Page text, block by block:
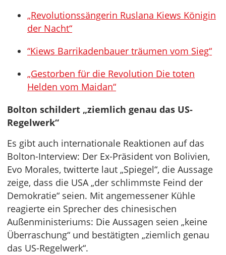
„Revolutionssängerin Ruslana Kiews Königin
der Nacht“
“Kiews Barrikadenbauer träumen vom Sieg“
„Gestorben für die Revolution Die toten
Helden vom Maidan“
Bolton schildert „ziemlich genau das US-
Regelwerk“
Es gibt auch internationale Reaktionen auf das
Bolton-Interview: Der Ex-Präsident von Bolivien,
Evo Morales, twitterte laut „Spiegel“, die Aussage
zeige, dass die USA „der schlimmste Feind der
Demokratie“ seien. Mit angemessener Kühle
reagierte ein Sprecher des chinesischen
Außenministeriums: Die Aussagen seien „keine
Überraschung“ und bestätigten „ziemlich genau
das US-Regelwerk“.